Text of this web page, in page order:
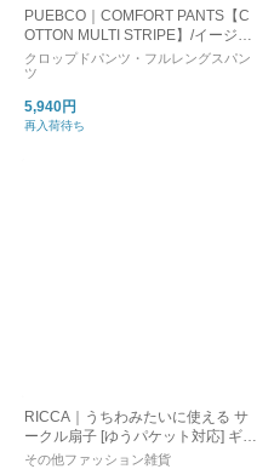
PUEBCO｜COMFORT PANTS【C
OTTON MULTI STRIPE】/イージー
パンツ
クロップドパンツ・フルレングスパン
ツ
5,940円
再入荷待ち
RICCA｜うちわみたいに使える サ
ークル扇子 [ゆうパケット対応] ギフ
ト
その他ファッション雑貨